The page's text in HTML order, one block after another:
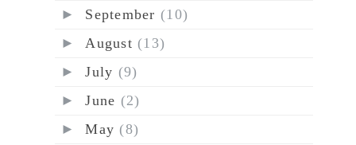
► September (10)
► August (13)
►July (9)
►June (2)
►May (8)